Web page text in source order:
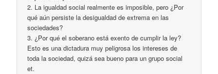
2. La igualdad social realmente es imposible, pero ¿Por
qué aún persiste la desigualdad de extrema en las
sociedades?
3. ¿Por qué el soberano está exento de cumplir la ley?
Esto es una dictadura muy peligrosa los intereses de
toda la sociedad, quizá sea bueno para un grupo social
et.